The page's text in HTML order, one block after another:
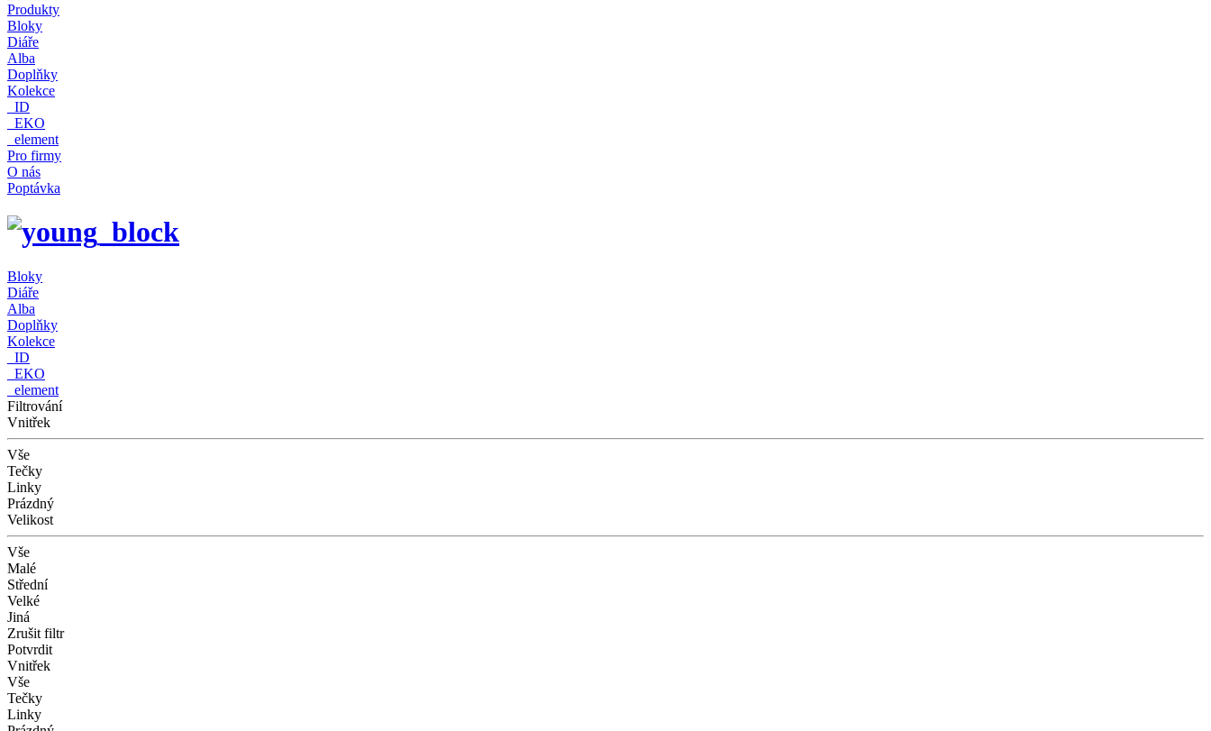
Produkty
Bloky
Diáře
Alba
Doplňky
Kolekce
_ID
_EKO
_element
Pro firmy
O nás
Poptávka
Bloky
Diáře
Alba
Doplňky
Kolekce
_ID
_EKO
_element
Filtrování
Vnitřek
Vše
Tečky
Linky
Prázdný
Velikost
Vše
Malé
Střední
Velké
Jiná
Zrušit filtr
Potvrdit
Vnitřek
Vše
Tečky
Linky